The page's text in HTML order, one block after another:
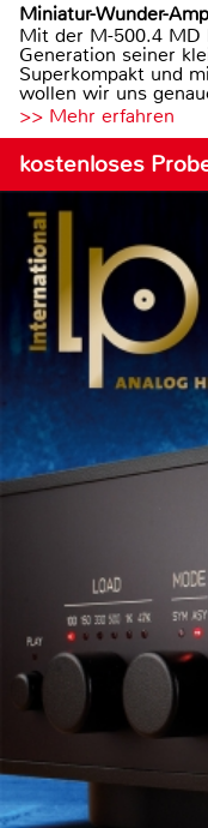
Miniatur-Wunder-Amp
Mit der M-500.4 MD
Generation seiner
Superkompakt und
wollen wir uns
>> Mehr erfahren
kostenloses